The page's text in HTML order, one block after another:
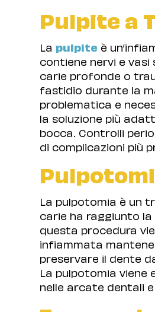
Pulpite a
La pulpite è
contiene nervi e vasi
carie profonde o
fastidio durante la
problematica e
la soluzione più
bocca. Controlli
di complicazioni più
La pulpotomia è un
carie ha raggiunto
questa procedura
infiammata
preservare il dente
La pulpotomia
nelle arcate dentali